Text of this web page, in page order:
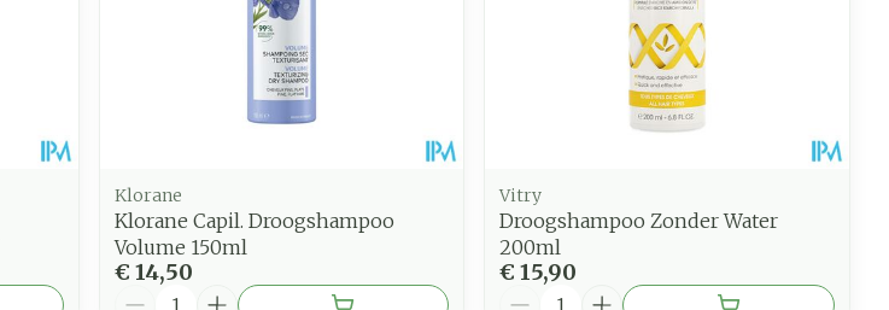
Klorane
Klorane Capil. Droogshampoo
Volume 150ml
€ 14,50
Aantal
Vitry
Droogshampoo Zonder Water
200ml
€ 15,90
Aantal